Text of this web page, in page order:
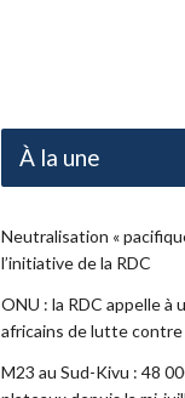
À la une
Neutralisation «
l’initiative de la RDC
ONU : la RDC appelle
africains de lutte
M23 au Sud-Kivu : 48